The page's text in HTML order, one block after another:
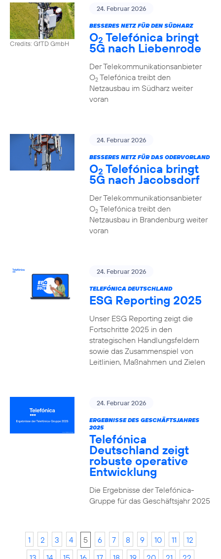
Credits: GfTD GmbH
24. Februar 2026
BESSERES NETZ FÜR DEN SÜDHARZ
O2 Telefónica bringt
5G nach Liebenrode
Der Telekommunikationsanbieter
O2Telefónica treibt den
Netzausbau im Südharz weiter
voran
24. Februar 2026
BESSERES NETZ FÜR DAS ODERVORLAND
O2 Telefónica bringt
5G nach Jacobsdorf
Der Telekommunikationsanbieter
O2Telefónica treibt den
Netzausbau in Brandenburg weiter
voran
24. Februar 2026
TELEFÓNICA DEUTSCHLAND
ESG Reporting 2025
Unser ESG Reporting zeigt die
Fortschritte 2025 in den
strategischen Handlungsfeldern
sowie das Zusammenspiel von
Leitlinien, Maßnahmen und Zielen
24. Februar 2026
ERGEBNISSE DES GESCHÄFTSJAHRES
2025
Telefónica
Deutschland zeigt
robuste operative
Entwicklung
Die Ergebnisse der Telefónica-
Gruppe für das Geschäftsjahr 2025
1 2 3 4 5 6 7 8 9 10 11
12